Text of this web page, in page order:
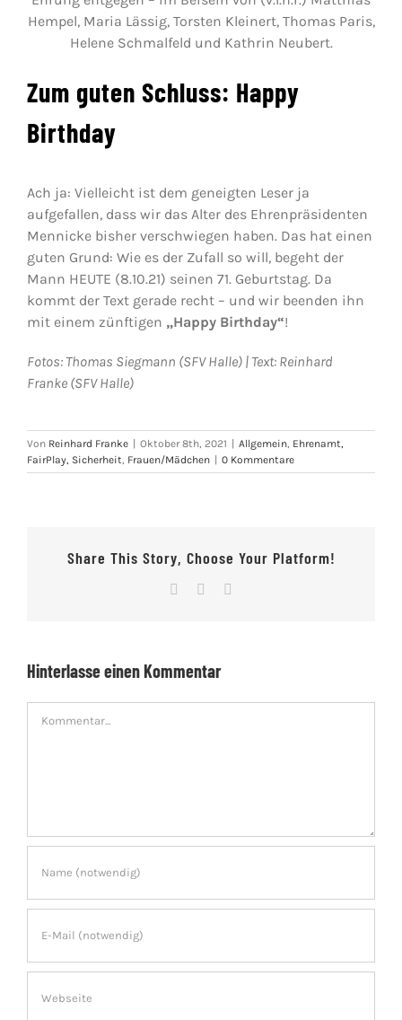
Hempel, Maria Lässig, Torsten Kleinert, Thomas Paris,
Helene Schmalfeld und Kathrin Neubert.
Zum guten Schluss: Happy
Birthday
Ach ja: Vielleicht ist dem geneigten Leser ja
aufgefallen, dass wir das Alter des Ehrenpräsidenten
Mennicke bisher verschwiegen haben. Das hat einen
guten Grund: Wie es der Zufall so will, begeht der
Mann HEUTE (8.10.21) seinen 71. Geburtstag. Da
kommt der Text gerade recht – und wir beenden ihn
mit einem zünftigen „Happy Birthday“!
Fotos: Thomas Siegmann (SFV Halle) | Text: Reinhard
Franke (SFV Halle)
Von Reinhard Franke Oktober 8th, 2021 Allgemein, Ehrenamt,
FairPlay, Sicherheit, Frauen/Mädchen 0 Kommentare
Share This Story, Choose Your Platform!
Facebook
Hinterlasse einen Kommentar